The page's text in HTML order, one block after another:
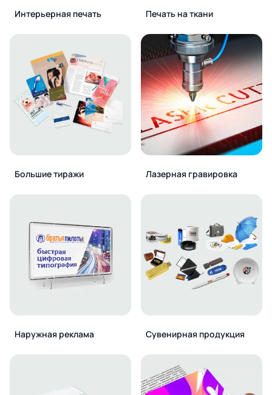
Интерьерная печать Печать на ткани
Большие тиражи Лазерная гравировка
Наружная реклама Сувенирная продукция